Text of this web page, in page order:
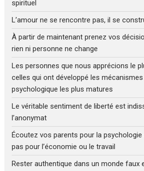
spirituel
L’amour ne se rencontre pas, il se
À partir de maintenant prenez vos
rien ni personne ne change
Les personnes que nous apprécions le
celles qui ont développé les
psychologique les plus matures
Le véritable sentiment de liberté est
l’anonymat
Écoutez vos parents pour la psychologie
pas pour l’économie ou le travail
Rester authentique dans un monde faux